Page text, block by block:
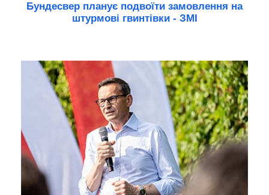
Бундесвер планує подвоїти замовлення на
штурмові гвинтівки - ЗМІ